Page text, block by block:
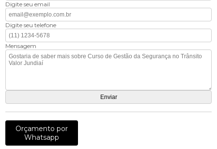
Digite seu email
Digite seu telefone
Mensagem
Orçamento por
Whatsapp